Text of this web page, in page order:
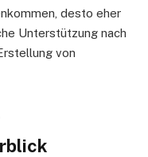
desto eher
Unterstützung nach
von